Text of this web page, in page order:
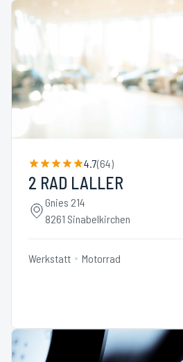
4.7(64)
2 RAD LALLER
Gnies 214
8261 Sinabelkirchen
Werkstatt Motorrad